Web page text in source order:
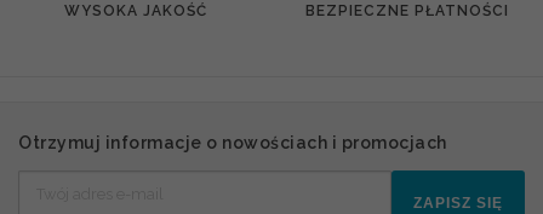
WYSOKA JAKOŚĆ BEZPIECZNE PŁATNOŚCI
Otrzymuj informacje o nowościach i promocjach
ZAPISZ SIĘ